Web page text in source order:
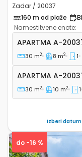
Zadar / 20037
160 m od plaže
Namestitvene enote:
Enosobni
APARTMA A-
30 m2 8 m2 1
Apartma A-
APARTMA A-
30 m2 10 m2 1
Izberi
do -16 %